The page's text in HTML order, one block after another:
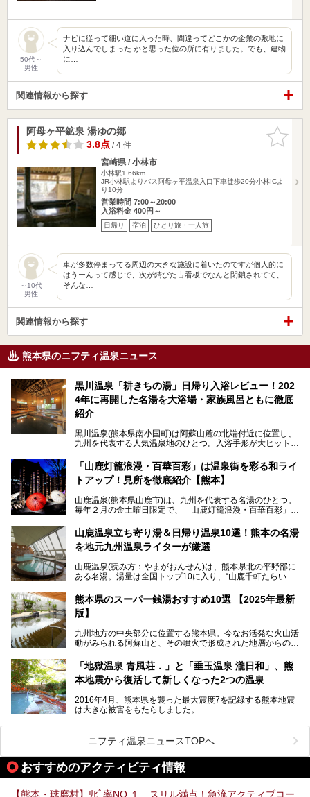
50代～
男性
ナビに従って細い道に入った時、間違ってどこかの企業の敷地に
入り込んでしまった かと思った位の所に有りました。でも、建物
に…
関連情報から探す
お気に入
りに追加
阿母ヶ平鉱泉 湯ゆの郷
3.8点/ 4 件
宮崎県 / 小林市
小林駅1.66km
JR小林駅よりバス阿母ヶ平温泉入口下車徒歩20分小林ICよ
り10分
営業時間 7:00～20:00
入浴料金 400円～
日帰り 宿泊 ひとり旅・一人旅
～10代
男性
車が多数停まってる周辺の大きな施設に着いたのですが個人的に
はうーんって感じで、次が錆びた古看板でなんと閉鎖されてて、
そんな…
関連情報から探す
熊本県のニフティ温泉ニュース
黒川温泉「耕きちの湯」日帰り入浴レビュー！202
4年に再開した名湯を大浴場・家族風呂ともに徹底
紹介
黒川温泉(熊本県南小国町)は阿蘇山麓の北端付近に位置し、
九州を代表する人気温泉地のひとつ。入浴手形が大ヒット
す。
中でも「耕きち(こうきち)の湯」は露天風呂を持たないもの
り一度廃業しましたが、2024年10月に営業再開。数多くの
温泉ファンに注目される名湯です。
今回は再開した耕きちの湯を訪問し、全浴室(男女別大浴
「山鹿灯籠浪漫・百華百彩」は温泉街を彩る和ライ
トアップ！見所を徹底紹介【熊本】
山鹿温泉(熊本県山鹿市)は、九州を代表する名湯のひとつ。
毎年２月の金土曜日限定で、「山鹿灯籠浪漫・百華百彩」
ます。和傘や竹、ろうそくなどを用いて、和情緒たっぷりの
ライトアップが無料で楽しめます。
日、の合計8日間開催。今回は地元九州在住の筆者が、その
見所を徹底紹介。併せて、その他イベントや立ち寄り湯も併
山鹿温泉立ち寄り湯＆日帰り温泉10選！熊本の名湯
を地元九州温泉ライターが厳選
山鹿温泉(読み方：やまがおんせん)は、熊本県北の平野部に
ある名湯。湯量は全国トップ10に入り、“山鹿千軒たらいな
泉質であり、お湯の良さにも定評があります。
今回は地元九州の温泉ライターの私が実際に入浴した中か
設・家族風呂の3パターンに分類し、合計10施設を厳選して
ご紹介。ぜひ、湯めぐりの参考にして下さいね！
熊本県のスーパー銭湯おすすめ10選 【2025年最新
版】
九州地方の中央部分に位置する熊本県。今なお活発な火山活
動がみられる阿蘇山と、その噴火で形成された地層からの湧
す。
そんな熊本県は、県内の至るところから温泉が湧いている温
泉県でもあります。山鹿温泉、玉名温泉、黒川温泉、人吉温
出すスーパー銭湯が豊富です。なかでも注目のスーパー銭湯
をピックアップしました。
「地獄温泉 青風荘．」と「垂玉温泉 瀧日和」、熊
本地震から復活して新しくなった2つの温泉
2016年4月、熊本県を襲った最大震度7を記録する熊本地震
は大きな被害をもたらしました。
阿蘇山麓の南阿蘇村の「地獄温泉 清風荘」、そして「清風
荘」から400mほど離れた「垂玉（たるたま）温泉 山口旅
館」の2軒は、この地震による土砂崩れなどのために、一時
期は孤立状態に。もしかしたらこの時のニュースで、「地獄
温泉」と「垂玉温泉」の名前を知った人もいるかもしれませ
ん。
ニフティ温泉ニュースTOPへ
おすすめのアクティビティ情報
【熊本・球磨村】ﾘﾋﾟ率NO.１ スリル満点！急流アクティブコー